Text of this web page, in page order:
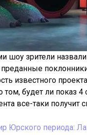
шоу зрители
известного
том, будет ли показ
все-таки получит
Юрского периода: